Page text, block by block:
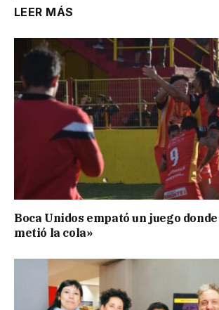
LEER MÁS
Boca Unidos empató un juego
metió la cola»